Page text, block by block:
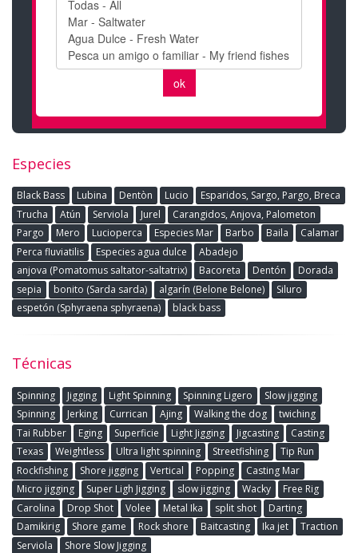
Especies
Black Bass Lubina Dentòn Lucio
Esparidos, Sargo, Pargo, Breca
Trucha
Atún Serviola Jurel
Carangidos, Anjova, Palometon
Pargo
Mero Lucioperca Especies Mar Barbo Baila
Calamar
Perca fluviatilis
Especies agua dulce
Abadejo
anjova (Pomatomus saltator-saltatrix)
Bacoreta Dentón
Dorada
sepia
bonito (Sarda sarda) algarín (Belone Belone)
Siluro
espetón (Sphyraena sphyraena)
black bass
Técnicas
Spinning Jigging Light Spinning Spinning Ligero
Slow jigging
Spinning
Jerking Currican Ajing Walking the dog
twiching
Tai Rubber
Eging Superficie Light Jigging Jigcasting
Casting
Texas
Weightless Ultra light spinning Streetfishing
Tip Run
Rockfishing
Shore jigging Vertical Popping
Casting Mar
Micro jigging
Super Ligh Jigging slow jigging Wacky
Free Rig
Carolina
Drop Shot Volee Metal Ika split shot
Darting
Damikirig
Shore game Rock shore Baitcasting Ika jet
Traction
Serviola
Shore Slow Jigging